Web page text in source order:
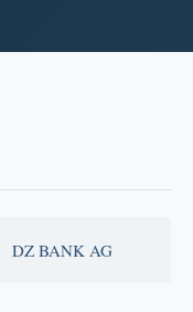
DZ BANK AG